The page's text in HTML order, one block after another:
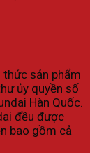
thức sản phẩm
ủy quyền số
Hàn Quốc.
đều được
bao gồm cả